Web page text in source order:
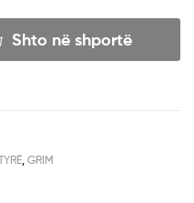
Shto në shportë
GRIM